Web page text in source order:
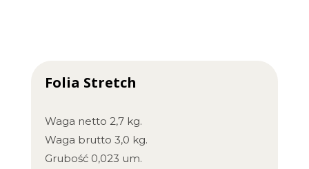
Folia Stretch
Waga netto 2,7 kg.
Waga brutto 3,0 kg.
Grubość 0,023 um.